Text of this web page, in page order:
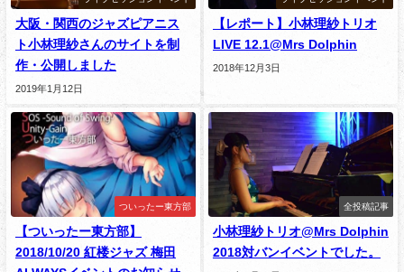
大阪・関西のジャズピアニス
ト小林理紗さんのサイトを制
作・公開しました
2019年1月12日
【レポート】小林理紗トリオ
LIVE 12.1@Mrs Dolphin
2018年12月3日
ついったー東方部
【ついったー東方部】
2018/10/20 紅楼ジャズ 梅田
全投稿記事
小林理紗トリオ@Mrs Dolphin
2018対バンイベントでした。